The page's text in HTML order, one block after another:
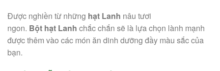
Được nghiền từ những hạt Lanh nâu tươi
ngon. Bột hạt Lanh chắc chắn sẽ là lựa chọn lành mạnh
được thêm vào các món ăn dinh dưỡng đầy màu sắc của
bạn.